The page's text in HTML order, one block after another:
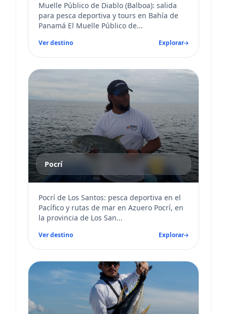
Muelle Público de Diablo (Balboa): salida
para pesca deportiva y tours en Bahía de
Panamá El Muelle Público de...
Ver destino Explorar
Pocrí
Pocrí de Los Santos: pesca deportiva en el
Pacífico y rutas de mar en Azuero Pocrí, en
la provincia de Los San...
Ver destino Explorar